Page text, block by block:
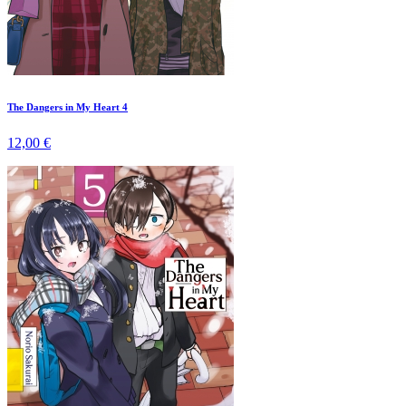
The Dangers in My Heart 4
12,00 €